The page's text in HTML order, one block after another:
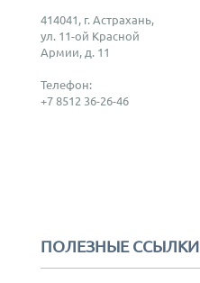
414041, г. Астрахань,
ул. 11-ой Красной
Армии, д. 11
Телефон:
+7 8512 36-26-46
ПОЛЕЗНЫЕ ССЫЛКИ